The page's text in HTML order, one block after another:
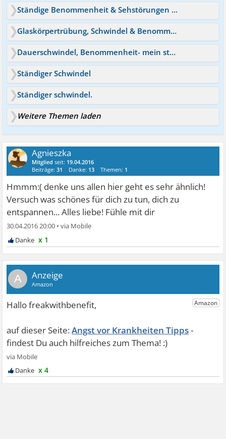
Ständige Benommenheit & Sehstörungen Ursachen
Glaskörpertrübung, Schwindel & Benommenheit - HWS Anzeichen?
Dauerschwindel, Benommenheit- mein ständiger Begleiter
Ständiger Schwindel
Ständiger schwindel.
Weitere Themen laden
Agnieszka
Mitglied seit: 19.04.2016
Beiträge:31 Danke: 13 Themen: 1
Hmmm:( denke uns allen hier geht es sehr ähnlich!
Versuch was schönes für dich zu tun, dich zu
entspannen... Alles liebe! Fühle mit dir
30.04.2016 20:00 •
x 1
A
Angst vor Krankheiten Tipps
x 4